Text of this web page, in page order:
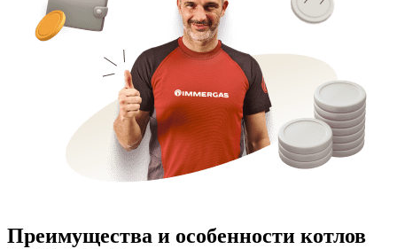
Преимущества и особенности котлов